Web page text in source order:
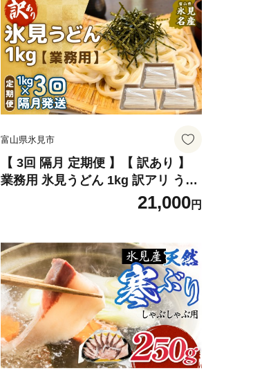
富山県氷見市
【 3回 隔月 定期便 】【 訳あり 】
業務用 氷見うどん 1kg 訳アリ うど
ん 乾麺 業務用 鍋 〆 アレンジ 簡易
21,000円